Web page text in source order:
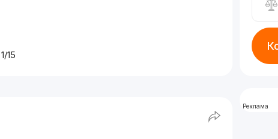
1/15
Реклама